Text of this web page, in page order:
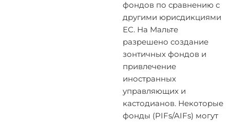
фондов по сравнению с
другими юрисдикциями
ЕС. На Мальте
разрешено создание
зонтичных фондов и
привлечение
иностранных
управляющих и
кастодианов. Некоторые
фонды (PIFs/AIFs) могут